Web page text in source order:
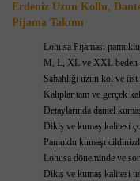
Erdeniz Uzun Kollu,
Pijama Takımı
Lohusa Pijaması
M, L, XL ve XXL beden
Sabahlığı uzun kol ve
Kalıplar tam ve gerçek
Detaylarında dantel
Dikiş ve kumaş kalitesi
Pamuklu kumaşı
Lohusa döneminde ve
Dikiş ve kumaş kalitesi